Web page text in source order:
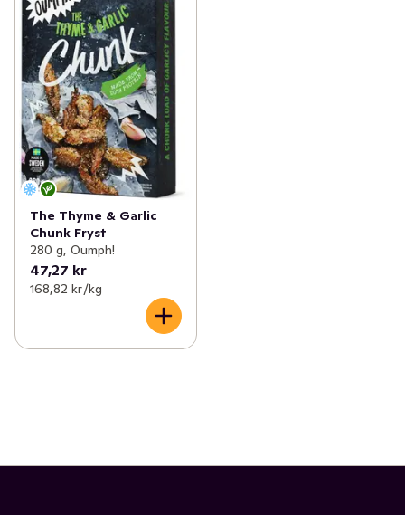
The Thyme & Garlic
Chunk Fryst
280 g, Oumph!
47,27 kr
168,82 kr /kg